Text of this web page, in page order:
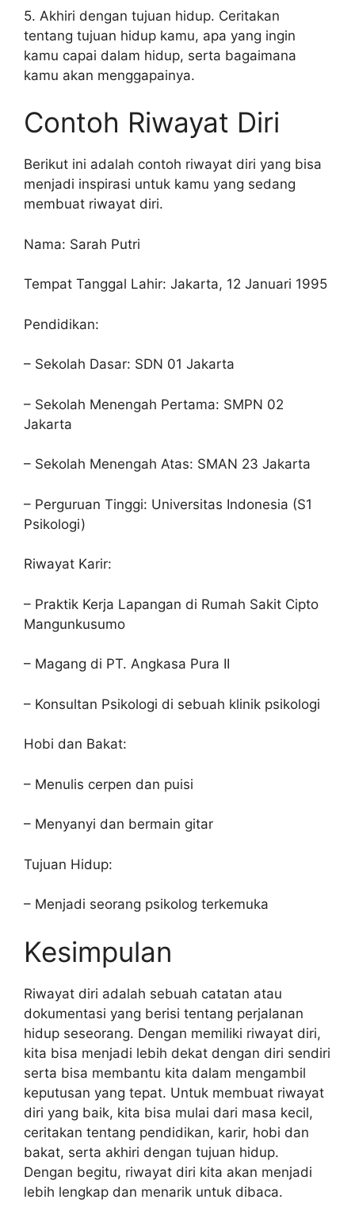
5. Akhiri dengan tujuan hidup. Ceritakan
tentang tujuan hidup kamu, apa yang ingin
kamu capai dalam hidup, serta bagaimana
kamu akan menggapainya.
Contoh Riwayat Diri
Berikut ini adalah contoh riwayat diri yang bisa
menjadi inspirasi untuk kamu yang sedang
membuat riwayat diri.
Nama: Sarah Putri
Tempat Tanggal Lahir: Jakarta, 12 Januari 1995
Pendidikan:
– Sekolah Dasar: SDN 01 Jakarta
– Sekolah Menengah Pertama: SMPN 02
Jakarta
– Sekolah Menengah Atas: SMAN 23 Jakarta
– Perguruan Tinggi: Universitas Indonesia (S1
Psikologi)
Riwayat Karir:
– Praktik Kerja Lapangan di Rumah Sakit Cipto
Mangunkusumo
– Magang di PT. Angkasa Pura II
– Konsultan Psikologi di sebuah klinik psikologi
Hobi dan Bakat:
– Menulis cerpen dan puisi
– Menyanyi dan bermain gitar
Tujuan Hidup:
– Menjadi seorang psikolog terkemuka
Kesimpulan
Riwayat diri adalah sebuah catatan atau
dokumentasi yang berisi tentang perjalanan
hidup seseorang. Dengan memiliki riwayat diri,
kita bisa menjadi lebih dekat dengan diri sendiri
serta bisa membantu kita dalam mengambil
keputusan yang tepat. Untuk membuat riwayat
diri yang baik, kita bisa mulai dari masa kecil,
ceritakan tentang pendidikan, karir, hobi dan
bakat, serta akhiri dengan tujuan hidup.
Dengan begitu, riwayat diri kita akan menjadi
lebih lengkap dan menarik untuk dibaca.